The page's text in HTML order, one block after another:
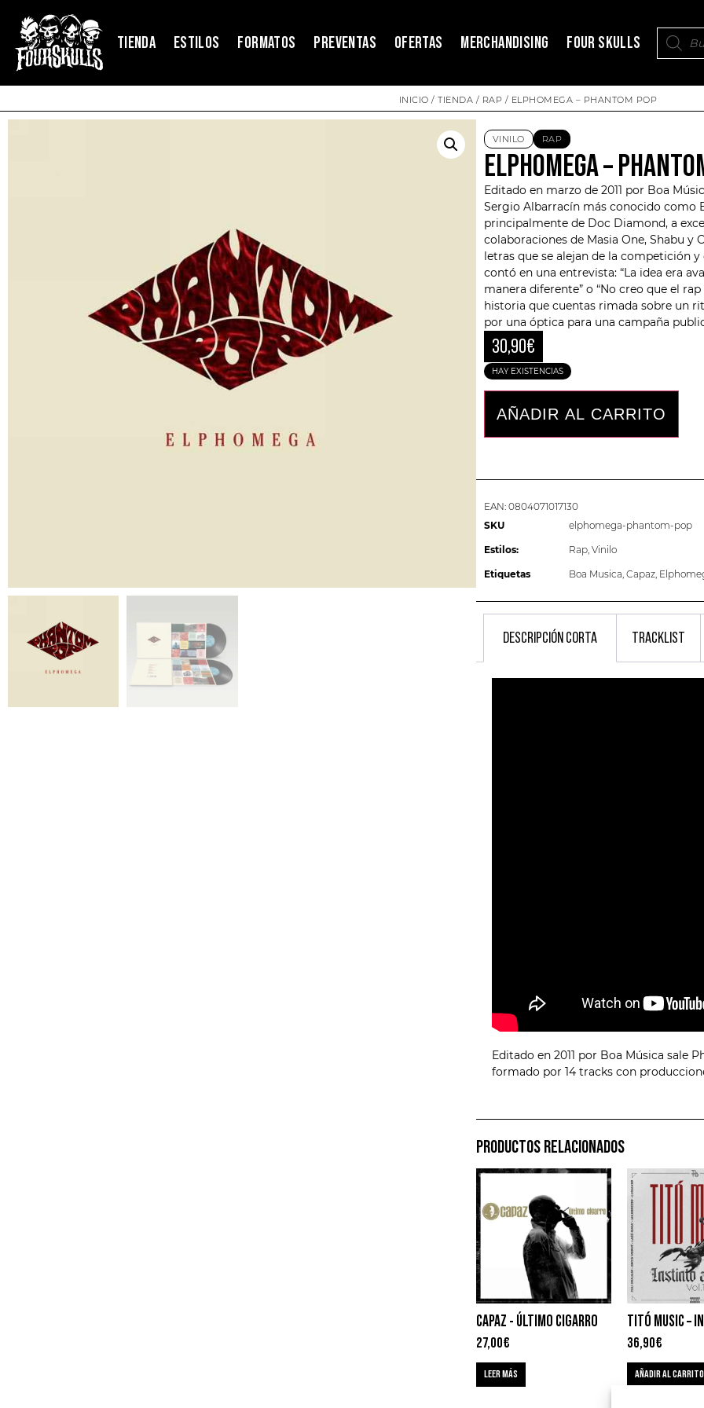
TIENDA ESTILOS FORMATOS PREVENTAS OFERTAS MERCHANDISING FOUR SKULLS
INICIO /TIENDA / RAP / ELPHOMEGA – PHANTOM POP
VINILO RAP
ELPHOMEGA –
Editado en marzo de 2011 por Boa
Sergio Albarracín más conocido como
principalmente de Doc Diamond, a
colaboraciones de Masia One, Shabu y
letras que se alejan de la competición
contó en una entrevista: “La idea era
manera diferente” o “No creo que el
historia que cuentas rimada sobre un
por una óptica para una campaña
30,90€
HAY EXISTENCIAS
AÑADIR AL CARRITO
EAN: 0804071017130
SKU
elphomega-phantom-pop
Estilos: Rap, Vinilo
Etiquetas Boa Musica, Capaz,
DESCRIPCIÓN CORTA TRACKLIST
Editado en 2011 por Boa Música sale
formado por 14 tracks con
PRODUCTOS RELACIONADOS
CAPAZ ‎- ÚLTIMO CIGARRO
27,00€
LEER MÁS
36,90€
AÑADIR AL CARRITO